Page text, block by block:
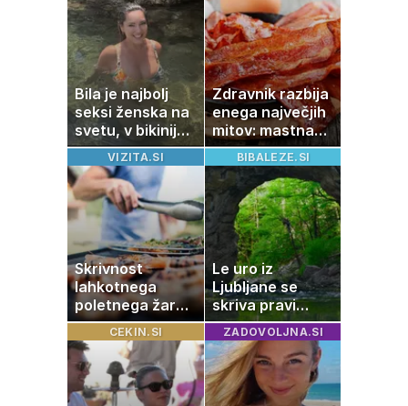
Bila je najbolj
seksi ženska na
svetu, v bikiniju
znova navdušila
Zdravnik razbija
enega največjih
mitov: mastna
jetra ne
nastanejo zaradi
slanine, temveč
zaradi živila, ki
ga imamo vsi
radi
VIZITA.SI
Skrivnost
lahkotnega
poletnega žara,
po katerem ne
boste
potrebovali
popoldanskega
spanca
BIBALEZE.SI
Le uro iz
Ljubljane se
skriva pravi
naravni čudež:
izlet, ki bo
navdušil otroke
CEKIN.SI ZADOVOLJNA.SI